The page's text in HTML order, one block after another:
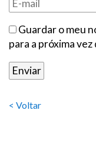
Guardar o meu
para a próxima
< Voltar